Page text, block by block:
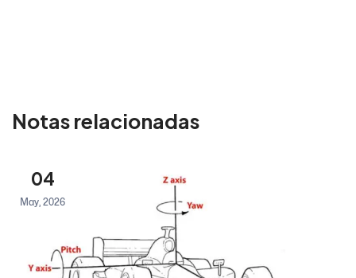
Notas relacionadas
04
May, 2026